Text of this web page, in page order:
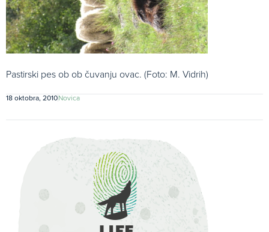
Pastirski pes ob ob čuvanju ovac. (Foto: M. Vidrih)
18 oktobra, 2010Novica